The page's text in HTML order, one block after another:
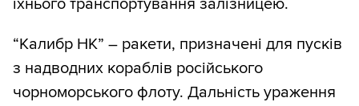
їхнього транспортування залізницею.
“Калибр НК” ― ракети, призначені для пусків
з надводних кораблів російського
чорноморського флоту. Дальність ураження